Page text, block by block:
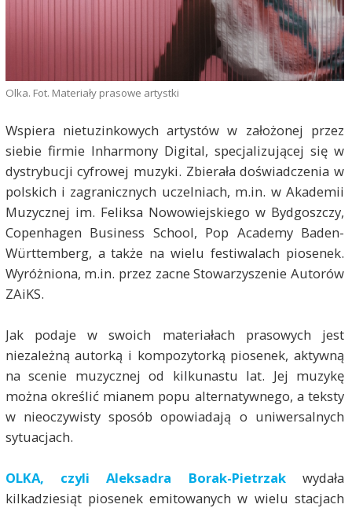
Olka. Fot. Materiały prasowe artystki
Wspiera nietuzinkowych artystów w założonej przez
siebie firmie Inharmony Digital, specjalizującej się w
dystrybucji cyfrowej muzyki. Zbierała doświadczenia w
polskich i zagranicznych uczelniach, m.in. w Akademii
Muzycznej im. Feliksa Nowowiejskiego w Bydgoszczy,
Copenhagen Business School, Pop Academy Baden-
Württemberg, a także na wielu festiwalach piosenek.
Wyróżniona, m.in. przez zacne Stowarzyszenie Autorów
ZAiKS.
Jak podaje w swoich materiałach prasowych jest
niezależną autorką i kompozytorką piosenek, aktywną
na scenie muzycznej od kilkunastu lat. Jej muzykę
można określić mianem popu alternatywnego, a teksty
w nieoczywisty sposób opowiadają o uniwersalnych
sytuacjach.
OLKA, czyli Aleksadra Borak-Pietrzakwydała
kilkadziesiąt piosenek emitowanych w wielu stacjach